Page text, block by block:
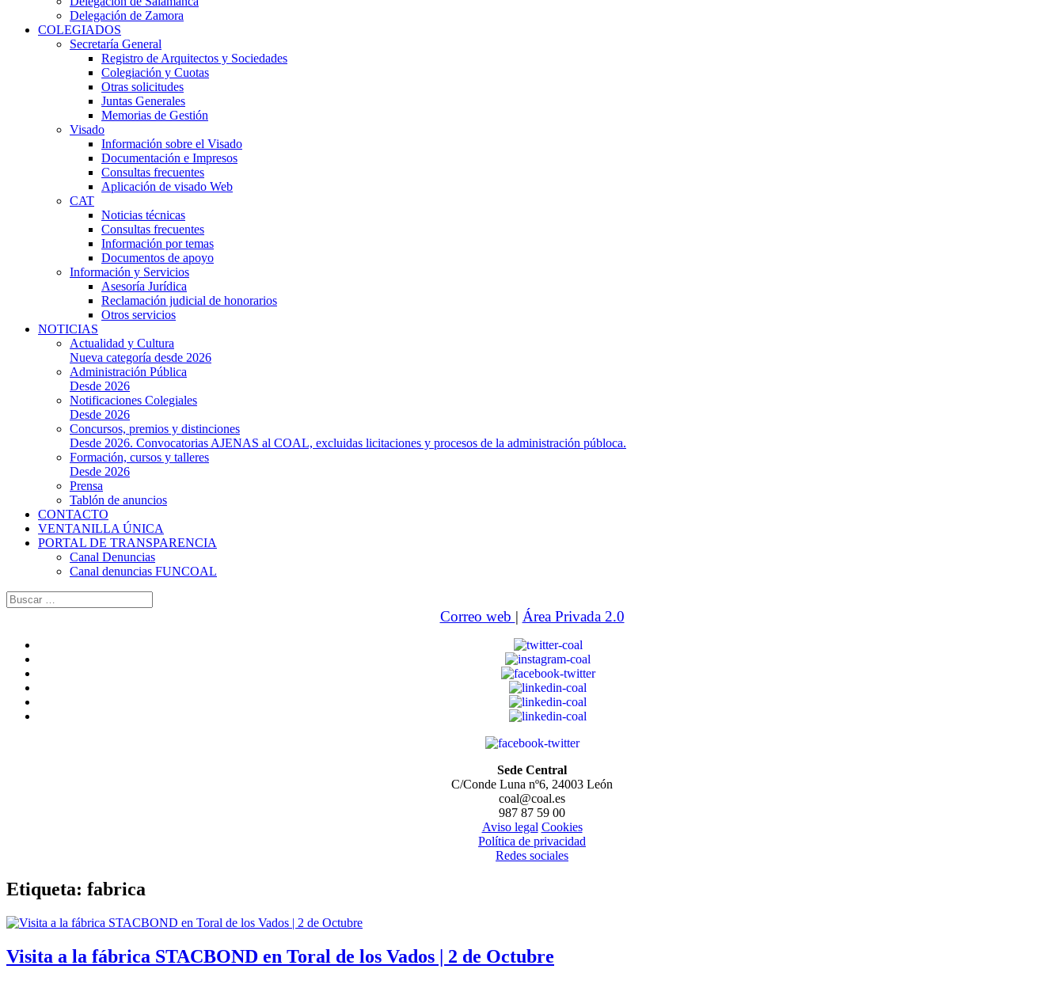
Delegación de Zamora
COLEGIADOS
Secretaría General
Registro de Arquitectos y Sociedades
Colegiación y Cuotas
Otras solicitudes
Juntas Generales
Memorias de Gestión
Visado
Información sobre el Visado
Documentación e Impresos
Consultas frecuentes
Aplicación de visado Web
CAT
Noticias técnicas
Consultas frecuentes
Información por temas
Documentos de apoyo
Información y Servicios
Asesoría Jurídica
Reclamación judicial de honorarios
Otros servicios
NOTICIAS
Actualidad y Cultura
Nueva categoría desde 2026
Administración Pública
Desde 2026
Notificaciones Colegiales
Desde 2026
Concursos, premios y distinciones
Desde 2026. Convocatorias AJENAS al COAL, excluidas licitaciones y procesos de la administración públoca.
Formación, cursos y talleres
Desde 2026
Prensa
Tablón de anuncios
CONTACTO
VENTANILLA ÚNICA
PORTAL DE TRANSPARENCIA
Canal Denuncias
Canal denuncias FUNCOAL
Buscar:
Correo web | Área Privada 2.0
Sede Central
C/Conde Luna nº6, 24003 León
coal@coal.es
987 87 59 00
Aviso legal Cookies
Política de privacidad
Redes sociales
Etiqueta: fabrica
Visita a la fábrica STACBOND en Toral de los Vados | 2 de Octubre